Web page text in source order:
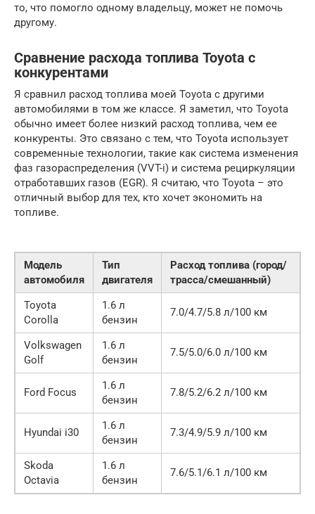
то, что помогло одному владельцу, может не помочь
другому.
Сравнение расхода топлива Toyota с
конкурентами
Я сравнил расход топлива моей Toyota с другими
автомобилями в том же классе. Я заметил, что Toyota
обычно имеет более низкий расход топлива, чем ее
конкуренты. Это связано с тем, что Toyota использует
современные технологии, такие как система изменения
фаз газораспределения (VVT-i) и система рециркуляции
отработавших газов (EGR). Я считаю, что Toyota – это
отличный выбор для тех, кто хочет экономить на
топливе.
Модель
автомобиля
Тип
двигателя
Расход топлива (город/
трасса/смешанный)
Toyota
Corolla
1.6 л
бензин
7.0/4.7/5.8 л/100 км
Volkswagen
Golf
1.6 л
бензин
7.5/5.0/6.0 л/100 км
Ford Focus
1.6 л
бензин
7.8/5.2/6.2 л/100 км
Hyundai i30
1.6 л
бензин
7.3/4.9/5.9 л/100 км
Skoda
Octavia
1.6 л
бензин
7.6/5.1/6.1 л/100 км